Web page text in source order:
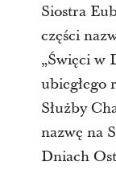
Siostra
części
„Święci w
ubiegłego
Służby
nazwę na
Dniach